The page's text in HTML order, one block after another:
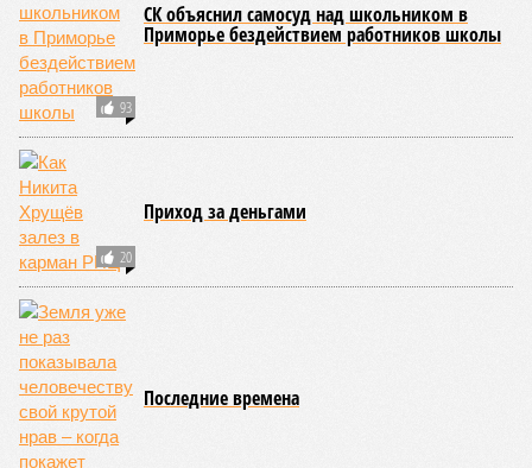
93
СК объяснил самосуд над школьником в
Приморье бездействием работников школы
20
Приход за деньгами
Последние времена